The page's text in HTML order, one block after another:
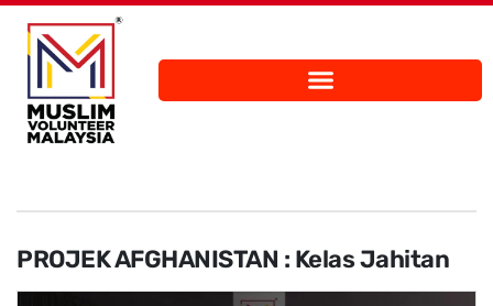
PROJEK AFGHANISTAN : Kelas Jahitan